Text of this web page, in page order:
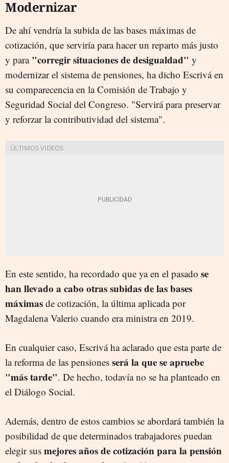
Modernizar
De ahí vendría la subida de las bases máximas de
cotización, que serviría para hacer un reparto más justo
y para "corregir situaciones de desigualdad" y
modernizar el sistema de pensiones, ha dicho Escrivá en
su comparecencia en la Comisión de Trabajo y
Seguridad Social del Congreso. "Servirá para preservar
y reforzar la contributividad del sistema".
En este sentido, ha recordado que ya en el pasado se
han llevado a cabo otras subidas de las bases
máximas de cotización, la última aplicada por
Magdalena Valerio cuando era ministra en 2019.
En cualquier caso, Escrivá ha aclarado que esta parte de
la reforma de las pensiones será la que se apruebe
"más tarde". De hecho, todavía no se ha planteado en
el Diálogo Social.
Además, dentro de estos cambios se abordará también la
posibilidad de que determinados trabajadores puedan
elegir sus mejores años de cotización para la pensión